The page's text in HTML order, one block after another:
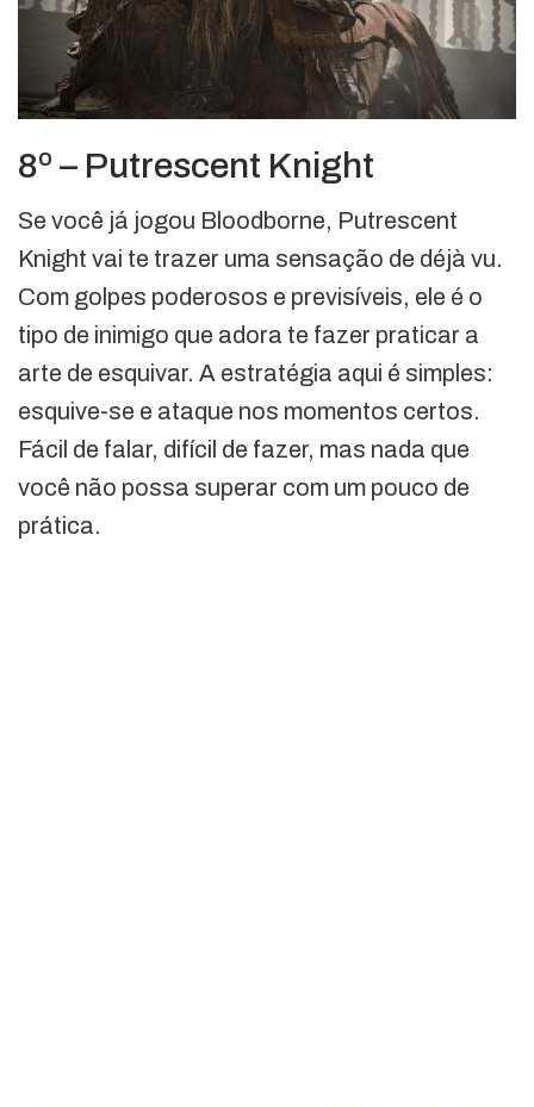
8º – Putrescent Knight
Se você já jogou Bloodborne, Putrescent
Knight vai te trazer uma sensação de déjà vu.
Com golpes poderosos e previsíveis, ele é o
tipo de inimigo que adora te fazer praticar a
arte de esquivar. A estratégia aqui é simples:
esquive-se e ataque nos momentos certos.
Fácil de falar, difícil de fazer, mas nada que
você não possa superar com um pouco de
prática.